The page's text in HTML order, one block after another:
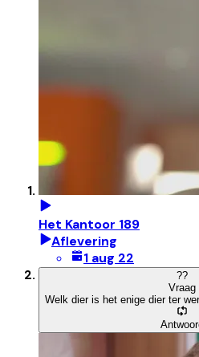
Het Kantoor 189
Aflevering
1 aug 22
??
Vraag
Welk dier is het enige dier ter